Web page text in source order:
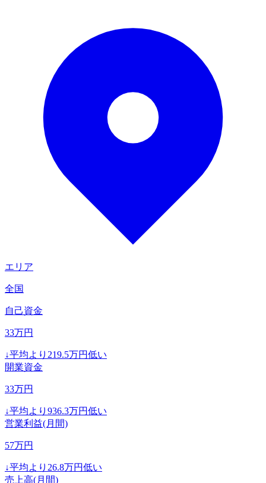
エリア
全国
自己資金
33万円
↓平均より 219.5万円低い
開業資金
33万円
↓平均より 936.3万円低い
営業利益(月間)
57万円
↓平均より 26.8万円低い
売上高(月間)